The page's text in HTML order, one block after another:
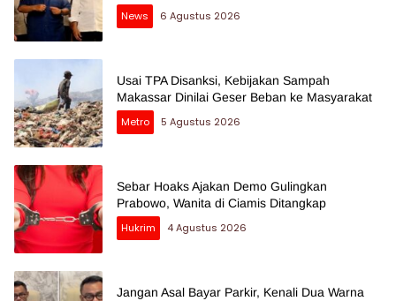
News
6 Agustus 2026
Usai TPA Disanksi, Kebijakan Sampah
Makassar Dinilai Geser Beban ke Masyarakat
Metro
5 Agustus 2026
Sebar Hoaks Ajakan Demo Gulingkan
Prabowo, Wanita di Ciamis Ditangkap
Hukrim
4 Agustus 2026
Jangan Asal Bayar Parkir, Kenali Dua Warna